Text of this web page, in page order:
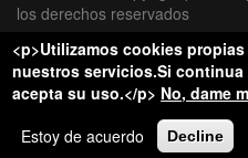
los derechos reservados
<p>Utilizamos cookies
nuestros servicios.Si
acepta su uso.</p> No, dame
Estoy de acuerdo
Decline